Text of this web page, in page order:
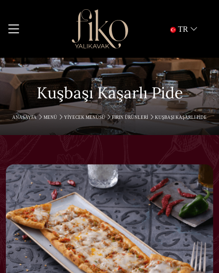
TR
Kuşbaşı Kaşarlı Pide
ANASAYFA MENÜ YIYECEK MENÜSÜ FIRIN ÜRÜNLERI KUŞBAŞI KAŞARLI PIDE